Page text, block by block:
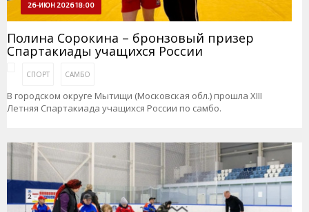
26-ИЮН 2026 18:00
Полина Сорокина – бронзовый призер
Спартакиады учащихся России
СПОРТ САМБО
В городском округе Мытищи (Московская обл.) прошла XIII
Летняя Спартакиада учащихся России по самбо.